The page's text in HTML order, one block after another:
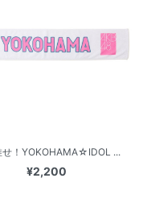
せ！YOKOHAMA☆IDOL ...
¥2,200